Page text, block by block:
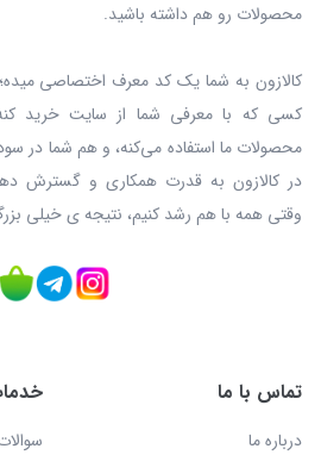
محصولات رو هم داشته باشید.
کالازون به شما یک کد معرف اختصاصی
کسی که با معرفی شما از سایت خرید
محصولات ما استفاده می‌کنه، و هم شما در
در کالازون به قدرت همکاری و گسترش
وقتی همه با هم رشد کنیم، نتیجه ی خیلی
تماس با ما
درباره ما